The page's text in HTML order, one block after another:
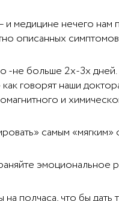
и медицине нечего
описанных
-не больше 2х-3х
говорят наши
и
самым
эмоциональное